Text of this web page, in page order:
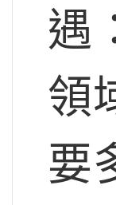
遇
領
要